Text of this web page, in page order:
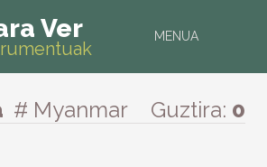
MENUA
Ver
# Myanmar Guztira: 0